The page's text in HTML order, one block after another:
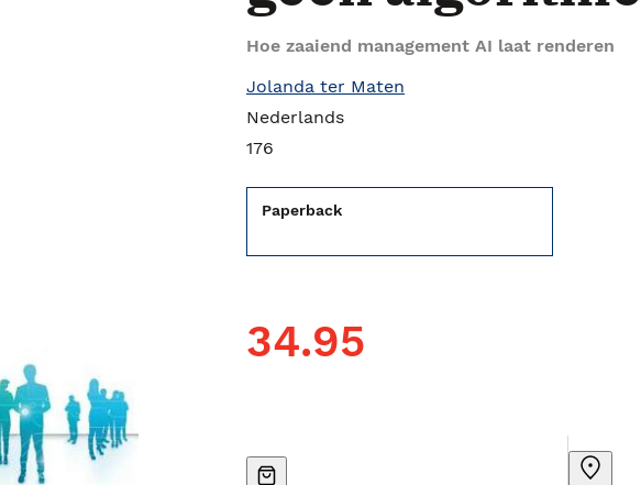
Hoe zaaiend management AI laat renderen
Jolanda ter Maten
Nederlands
176
Paperback
34.95